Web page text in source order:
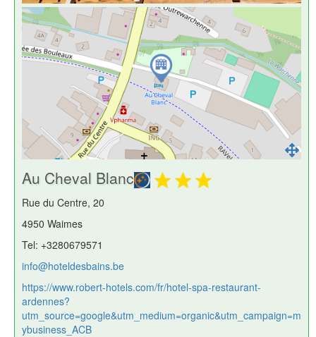
Au Cheval Blanc
Rue du Centre, 20
4950 Waimes
Tel: +3280679571
info@hoteldesbains.be
https://www.robert-hotels.com/fr/hotel-spa-restaurant-
ardennes?
utm_source=google&utm_medium=organic&utm_campaign=m
ybusiness_ACB